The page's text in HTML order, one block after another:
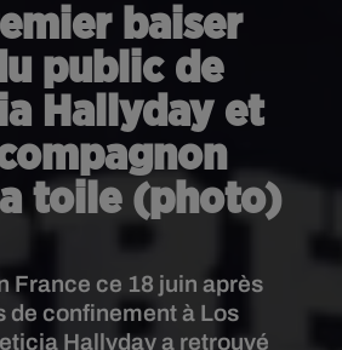
baiser
public de
Hallyday et
toile (photo)
France ce 18 juin après
de confinement à Los
Hallyday a retrouvé